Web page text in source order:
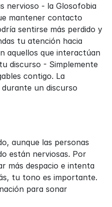
nervioso - la Glosofobia
mantener contacto
sentirse más perdido y
tu atención hacia
aquellos que interactúan
discurso - Simplemente
contigo. La
un discurso
aunque las personas
están nerviosas. Por
más despacio e intenta
tu tono es importante.
para sonar